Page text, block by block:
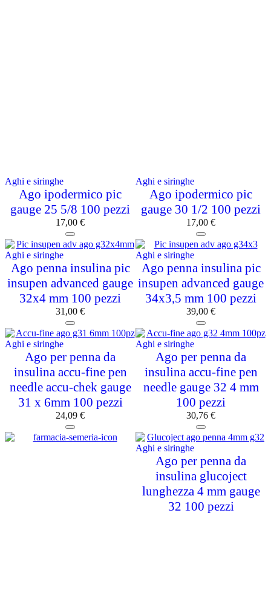
Aghi e siringhe
Ago ipodermico pic
gauge 25 5/8 100 pezzi
17,00 €
Aghi e siringhe
Ago ipodermico pic
gauge 30 1/2 100 pezzi
17,00 €
Aghi e siringhe
Ago penna insulina pic
insupen advanced gauge
32x4 mm 100 pezzi
31,00 €
Aghi e siringhe
Ago penna insulina pic
insupen advanced gauge
34x3,5 mm 100 pezzi
39,00 €
Aghi e siringhe
Ago per penna da
insulina accu-fine pen
needle accu-chek gauge
31 x 6mm 100 pezzi
24,09 €
Aghi e siringhe
Ago per penna da
insulina accu-fine pen
needle gauge 32 4 mm
100 pezzi
30,76 €
Aghi e siringhe
Ago per penna da
insulina glucoject
lunghezza 4 mm gauge
32 100 pezzi